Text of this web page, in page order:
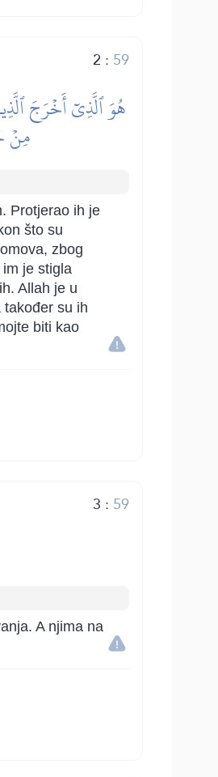
2 : 59
هُوَ ٱلَّذِيٓ أَخۡرَجَ
مِنۡ
Protjerao ih je
što su
zbog
je stigla
Allah je u
su ih
biti kao
3 : 59
A njima na